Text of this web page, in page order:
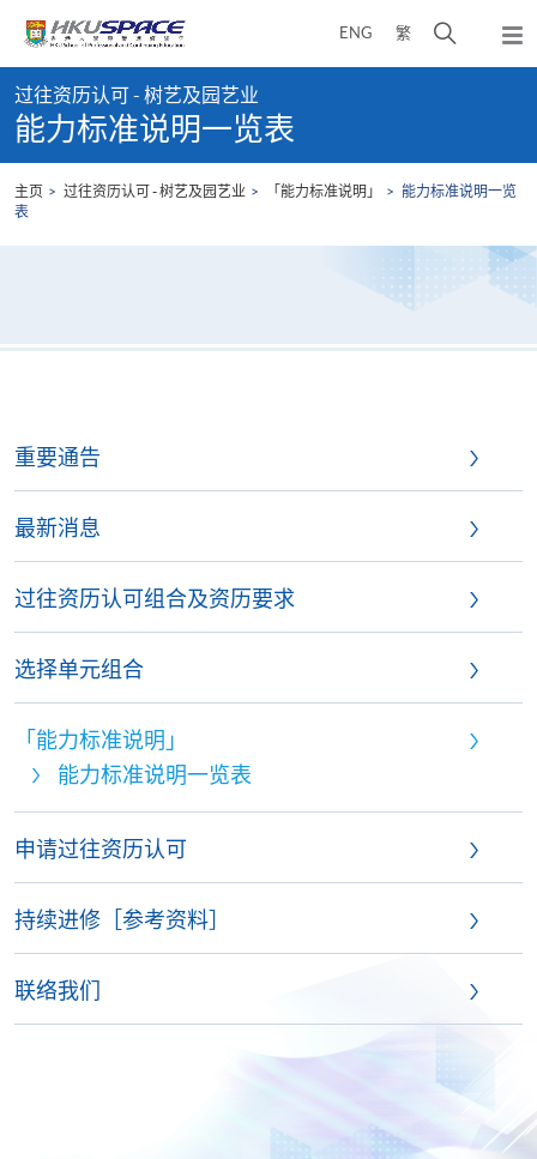
content
ENG 繁
开
面
弹
出
content
start
过往资历认可 - 树艺及园艺业
能力标准说明一览表
主页 过往资历认可 - 树艺及园艺业 「能力标准说明」
能力标准说明一览
表
重要通告
最新消息
过往资历认可组合及资历要求
选择单元组合
「能力标准说明」
能力标准说明一览表
申请过往资历认可
持续进修［参考资料］
联络我们